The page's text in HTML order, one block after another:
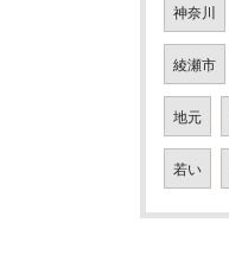
神奈川
綾瀬市
地元
若い